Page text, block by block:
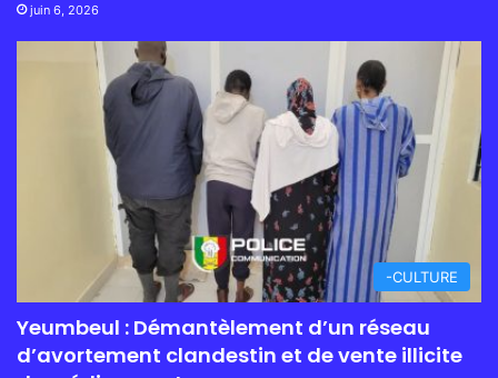
juin 6, 2026
-CULTURE
Yeumbeul : Démantèlement d’un réseau
d’avortement clandestin et de vente illicite